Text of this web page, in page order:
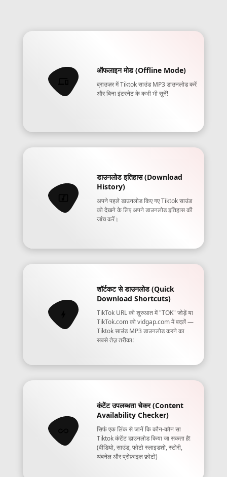
ऑफलाइन मोड (Offline Mode)
ब्राउज़र में Tiktok साउंड MP3 डाउनलोड करें
और बिना इंटरनेट के कभी भी सुनें!
डाउनलोड इतिहास (Download
History)
अपने पहले डाउनलोड किए गए Tiktok साउंड
को देखने के लिए अपने डाउनलोड इतिहास की
जांच करें।
शॉर्टकट से डाउनलोड (Quick
Download Shortcuts)
TikTok URL की शुरुआत में "TOK" जोड़ें या
TikTok.com को vidgap.com में बदलें —
Tiktok साउंड MP3 डाउनलोड करने का
सबसे तेज़ तरीका!
कंटेंट उपलब्धता चेकर (Content
Availability Checker)
सिर्फ एक लिंक से जानें कि कौन-कौन सा
Tiktok कंटेंट डाउनलोड किया जा सकता है!
(वीडियो, साउंड, फोटो स्लाइडशो, स्टोरी,
थंबनेल और प्रोफ़ाइल फ़ोटो)